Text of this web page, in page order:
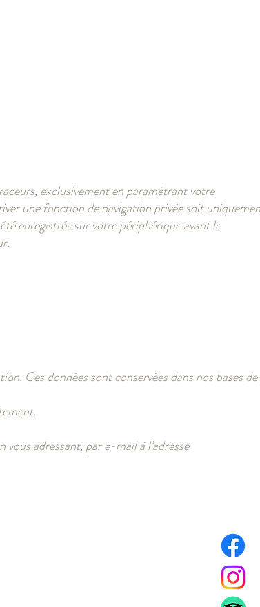
exclusivement en paramétrant votre
une fonction de navigation privée soit
enregistrés sur votre périphérique avant le
Ces données sont conservées dans nos bases de
adressant, par e-mail à l’adresse